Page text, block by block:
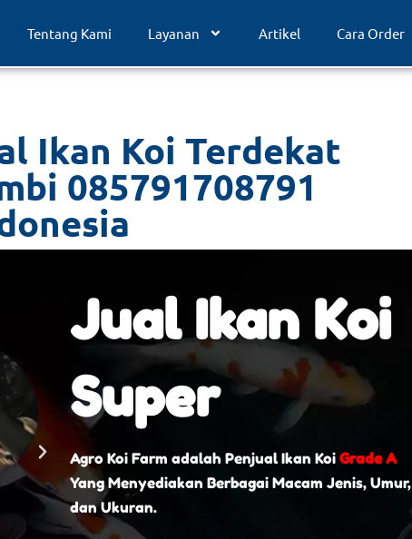
Tentang Kami Layanan Artikel Cara Order
Ikan Koi Terdekat
085791708791
Jual Ikan Koi
Super
Agro Koi Farm adalah Penjual Ikan KoiGrade A
Yang Menyediakan Berbagai Macam Jenis, Umur,
dan Ukuran.